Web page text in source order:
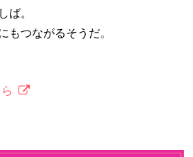
ば。
もつながるそうだ。